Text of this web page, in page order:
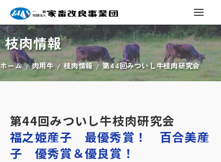
枝肉情報
ホーム 肉用牛 枝肉情報 第44回みついし牛枝肉研究会
第44回みついし牛枝肉研究会
福之姫産子 最優秀賞！ 百合美産
子 優秀賞＆優良賞！